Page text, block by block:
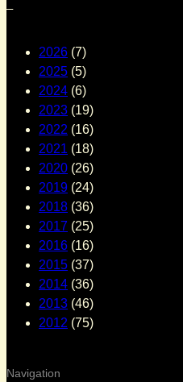
–
2026 (7)
2025 (5)
2024 (6)
2023 (19)
2022 (16)
2021 (18)
2020 (26)
2019 (24)
2018 (36)
2017 (25)
2016 (16)
2015 (37)
2014 (36)
2013 (46)
2012 (75)
Navigation